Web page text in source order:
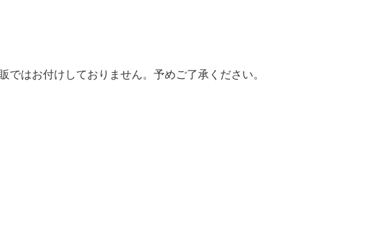
はお付けしておりません。予めご了承ください。